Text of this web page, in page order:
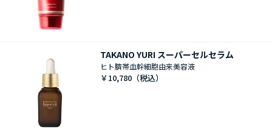
TAKANO YURI スーパーセルセラム
ヒト臍帯血幹細胞由来美容液
￥10,780